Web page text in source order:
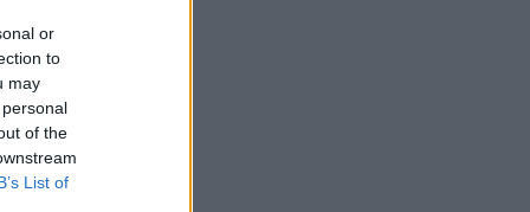
or
to
may
of the
List of